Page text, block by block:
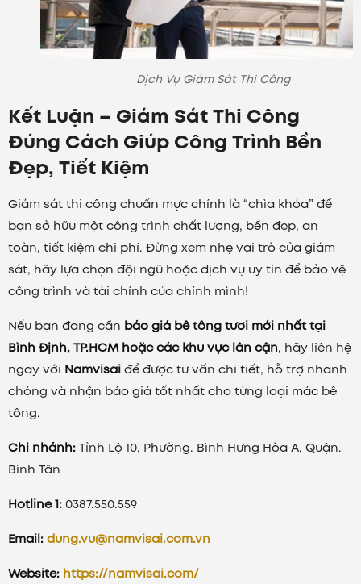
Dịch Vụ Giám Sát Thi Công
Kết Luận – Giám Sát Thi Công
Đúng Cách Giúp Công Trình Bền
Đẹp, Tiết Kiệm
Giám sát thi công chuẩn mực chính là “chìa khóa” để
bạn sở hữu một công trình chất lượng, bền đẹp, an
toàn, tiết kiệm chi phí. Đừng xem nhẹ vai trò của giám
sát, hãy lựa chọn đội ngũ hoặc dịch vụ uy tín để bảo vệ
công trình và tài chính của chính mình!
Nếu bạn đang cần báo giá bê tông tươi mới nhất tại
Bình Định, TP.HCM hoặc các khu vực lân cận, hãy liên hệ
ngay với Namvisaiđể được tư vấn chi tiết, hỗ trợ nhanh
chóng và nhận báo giá tốt nhất cho từng loại mác bê
tông.
Chi nhánh:Tỉnh Lộ 10, Phường. Bình Hưng Hòa A, Quận.
Bình Tân
Hotline 1:0387.550.559
Email:dung.vu@namvisai.com.vn
Website: https://namvisai.com/